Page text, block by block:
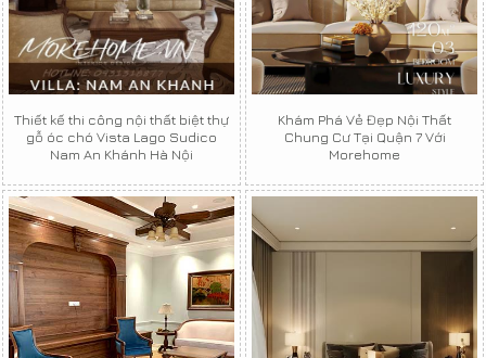
Thiết kế thi công nội thất biệt thự
gỗ óc chó Vista Lago Sudico
Nam An Khánh Hà Nội
Khám Phá Vẻ Đẹp Nội Thất
Chung Cư Tại Quận 7 Với
Morehome